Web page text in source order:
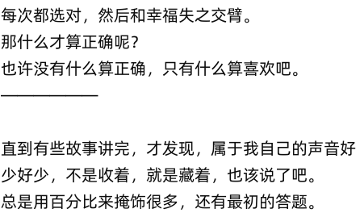
每次都选对，然后和幸福失之交臂。
那什么才算正确呢？
也许没有什么算正确，只有什么算喜欢吧。
——————
直到有些故事讲完，才发现，属于我自己的声音好
少好少，不是收着，就是藏着，也该说了吧。
总是用百分比来掩饰很多，还有最初的答题。